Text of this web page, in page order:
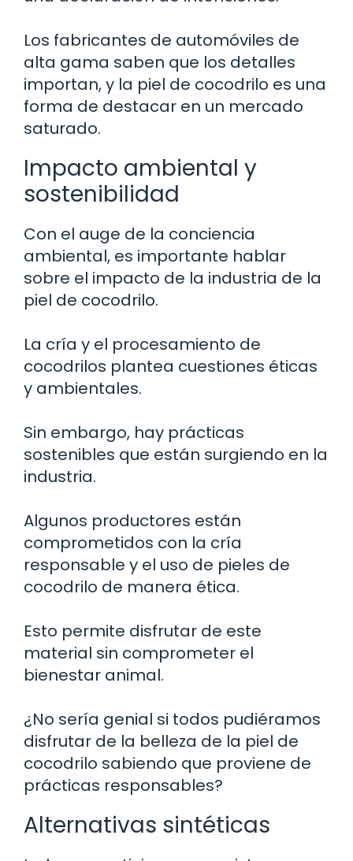
Los fabricantes de automóviles de
alta gama saben que los detalles
importan, y la piel de cocodrilo es una
forma de destacar en un mercado
saturado.
Impacto ambiental y
sostenibilidad
Con el auge de la conciencia
ambiental, es importante hablar
sobre el impacto de la industria de la
piel de cocodrilo.
La cría y el procesamiento de
cocodrilos plantea cuestiones éticas
y ambientales.
Sin embargo, hay prácticas
sostenibles que están surgiendo en la
industria.
Algunos productores están
comprometidos con la cría
responsable y el uso de pieles de
cocodrilo de manera ética.
Esto permite disfrutar de este
material sin comprometer el
bienestar animal.
¿No sería genial si todos pudiéramos
disfrutar de la belleza de la piel de
cocodrilo sabiendo que proviene de
prácticas responsables?
Alternativas sintéticas